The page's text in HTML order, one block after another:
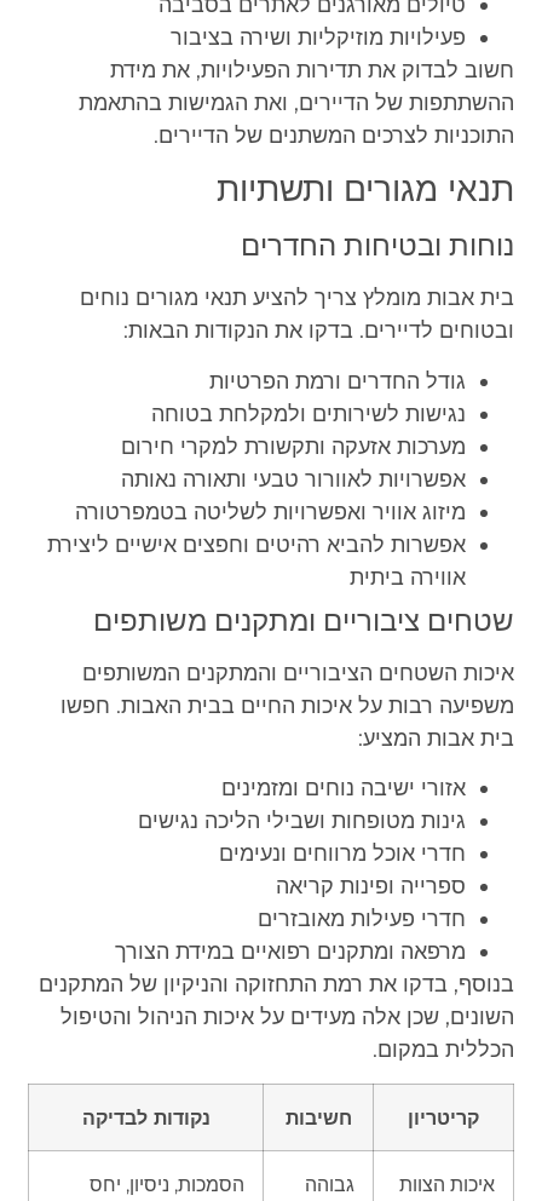
פעילויות מוזיקליות ושירה בציבור
חשוב לבדוק את תדירות הפעילויות, את מידת
ההשתתפות של הדיירים, ואת הגמישות בהתאמת
התוכניות לצרכים המשתנים של הדיירים.
תנאי מגורים ותשתיות
נוחות ובטיחות החדרים
בית אבות מומלץ צריך להציע תנאי מגורים נוחים
ובטוחים לדיירים. בדקו את הנקודות הבאות:
גודל החדרים ורמת הפרטיות
נגישות לשירותים ולמקלחת בטוחה
מערכות אזעקה ותקשורת למקרי חירום
אפשרויות לאוורור טבעי ותאורה נאותה
מיזוג אוויר ואפשרויות לשליטה בטמפרטורה
אפשרות להביא רהיטים וחפצים אישיים ליצירת
אווירה ביתית
שטחים ציבוריים ומתקנים משותפים
איכות השטחים הציבוריים והמתקנים המשותפים
משפיעה רבות על איכות החיים בבית האבות. חפשו
בית אבות המציע:
אזורי ישיבה נוחים ומזמינים
גינות מטופחות ושבילי הליכה נגישים
חדרי אוכל מרווחים ונעימים
ספרייה ופינות קריאה
חדרי פעילות מאובזרים
מרפאה ומתקנים רפואיים במידת הצורך
בנוסף, בדקו את רמת התחזוקה והניקיון של המתקנים
השונים, שכן אלה מעידים על איכות הניהול והטיפול
הכללית במקום.
קריטריון חשיבות נקודות לבדיקה
איכות הצוות
גבוהה
הסמכות, ניסיון, יחס